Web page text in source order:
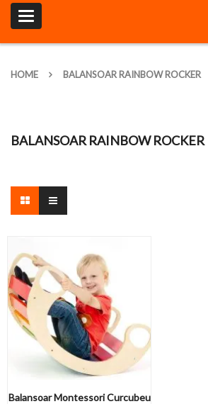
Toggle
navigation
HOME BALANSOAR RAINBOW ROCKER
BALANSOAR RAINBOW ROCKER
Balansoar Montessori Curcubeu